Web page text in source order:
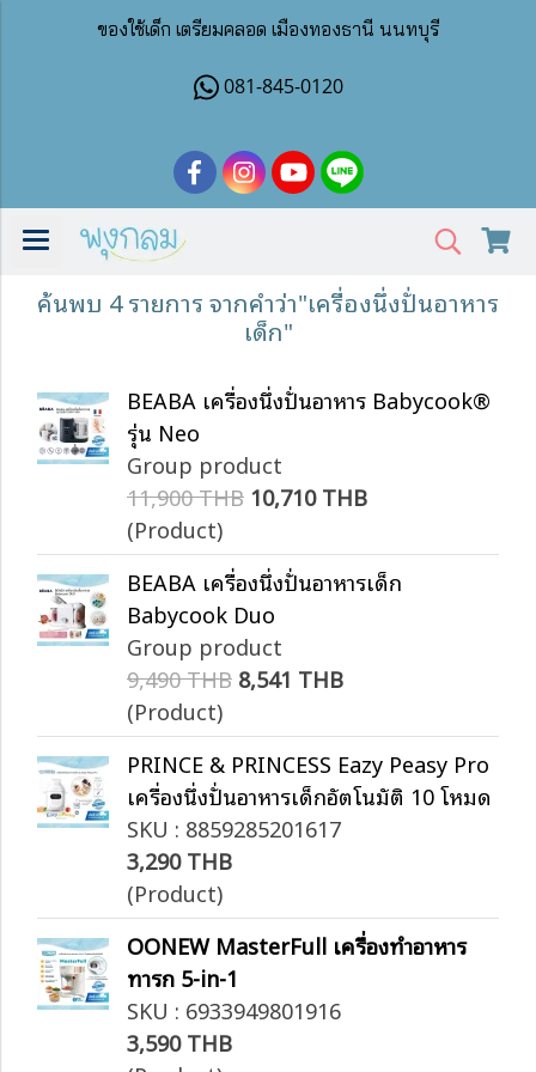
ของใช้เด็ก เตรียมคลอด เมืองทองธานี นนทบุรี
081-845-0120
ค้นพบ 4 รายการ จากคำว่า"เครื่องนึ่งปั่นอาหาร
เด็ก"
BEABA เครื่องนึ่งปั่นอาหาร Babycook®
รุ่น Neo
Group product
11,900 THB 10,710 THB
(Product)
BEABA เครื่องนึ่งปั่นอาหารเด็ก
Babycook Duo
Group product
9,490 THB 8,541 THB
(Product)
PRINCE & PRINCESS Eazy Peasy Pro
เครื่องนึ่งปั่นอาหารเด็กอัตโนมัติ 10 โหมด
SKU : 8859285201617
3,290 THB
(Product)
OONEW MasterFull เครื่องทำอาหาร
ทารก 5-in-1
SKU : 6933949801916
3,590 THB